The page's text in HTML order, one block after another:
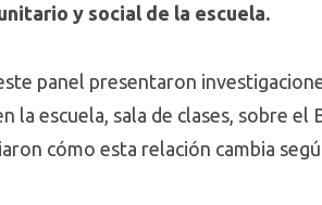
y social de la escuela.
panel presentaron
la escuela, sala de clases, sobre el
cómo esta relación cambia